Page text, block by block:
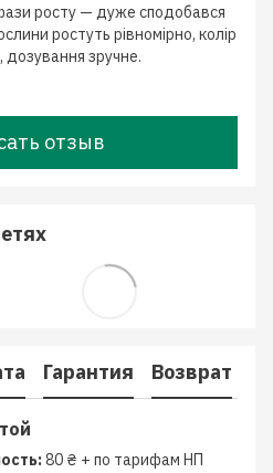
росту — дуже сподобався
ростуть рівномірно, колір
зручне.
отзыв
Гарантия Возврат
80 ₴ + по тарифам НП